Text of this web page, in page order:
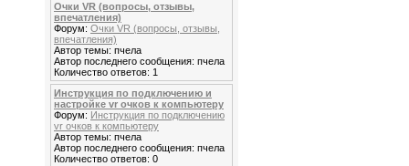
Очки VR (вопросы, отзывы,
впечатления)
Форум: Очки VR (вопросы, отзывы,
впечатления)
Автор темы: пчела
Автор последнего сообщения: пчела
Количество ответов: 1
Инструкция по подключению и
настройке vr очков к компьютеру
Форум: Инструкция по подключению
vr очков к компьютеру
Автор темы: пчела
Автор последнего сообщения: пчела
Количество ответов: 0